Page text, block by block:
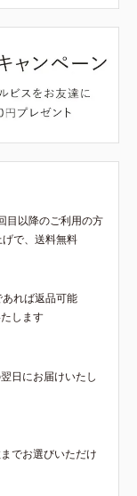
目以降のご利用の方
で、送料無料
れば返品可能
します
日にお届けいたし
でお選びいただけ